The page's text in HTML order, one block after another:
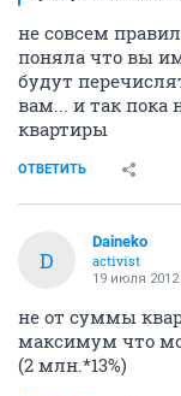
не совсем
поняла что вы
будут
вам... и так пока
квартиры
ОТВЕТИТЬ
D
Daineko
activist
19 июля 2012
не от суммы
максимум что
(2 млн.*13%)